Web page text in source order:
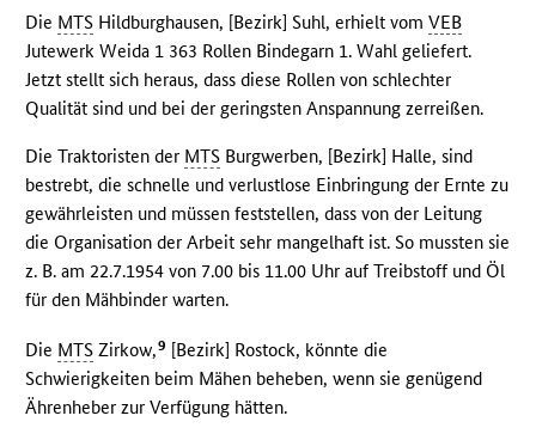
Die MTS Hildburghausen, [Bezirk] Suhl, erhielt vomVEB
Jutewerk Weida 1 363 Rollen Bindegarn 1. Wahl geliefert.
Jetzt stellt sich heraus, dass diese Rollen von schlechter
Qualität sind und bei der geringsten Anspannung zerreißen.
Die Traktoristen der MTS Burgwerben, [Bezirk] Halle, sind
bestrebt, die schnelle und verlustlose Einbringung der Ernte zu
gewährleisten und müssen feststellen, dass von der Leitung
die Organisation der Arbeit sehr mangelhaft ist. So mussten sie
z. B. am 22.7.1954 von 7.00 bis 11.00 Uhr auf Treibstoff und Öl
für den Mähbinder warten.
Die MTS Zirkow,9 [Bezirk] Rostock, könnte die
Schwierigkeiten beim Mähen beheben, wenn sie genügend
Ährenheber zur Verfügung hätten.